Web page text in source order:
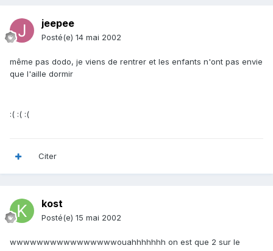
jeepee
Posté(e) 14 mai 2002
même pas dodo, je viens de rentrer et les enfants n'ont pas envie
que l'aille dormir
:( :( :(
Citer
kost
Posté(e) 15 mai 2002
wwwwwwwwwwwwwwwwouahhhhhhh on est que 2 sur le